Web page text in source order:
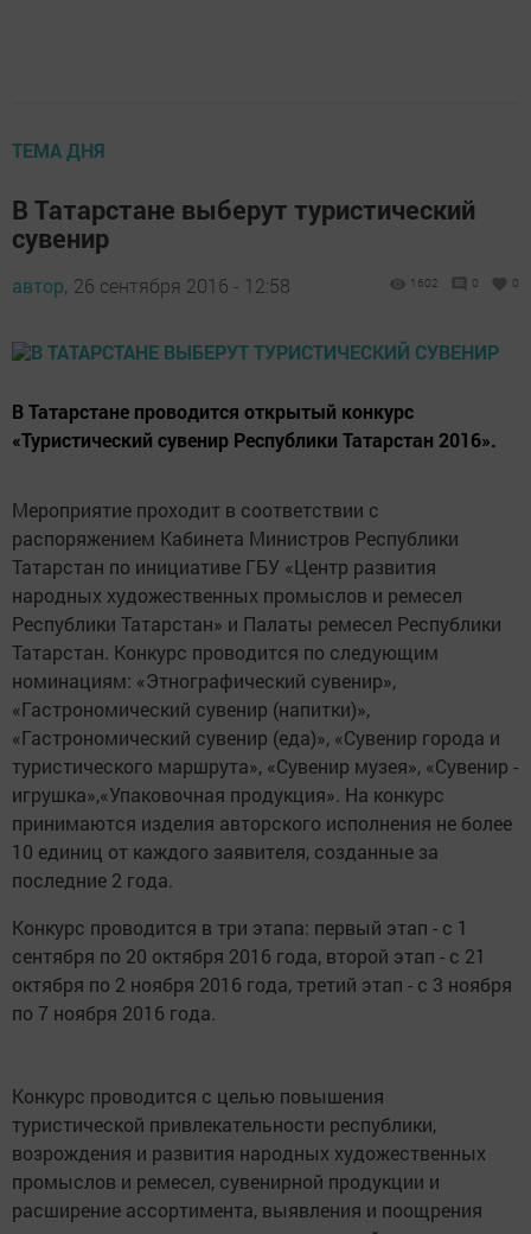
ТЕМА ДНЯ
В Татарстане выберут туристический
сувенир
автор, 26 сентября 2016 - 12:58 1602 0 0
В Татарстане проводится открытый конкурс
«Туристический сувенир Республики Татарстан 2016».
Мероприятие проходит в соответствии с
распоряжением Кабинета Министров Республики
Татарстан по инициативе ГБУ «Центр развития
народных художественных промыслов и ремесел
Республики Татарстан» и Палаты ремесел Республики
Татарстан. Конкурс проводится по следующим
номинациям: «Этнографический сувенир»,
«Гастрономический сувенир (напитки)»,
«Гастрономический сувенир (еда)», «Сувенир города и
туристического маршрута», «Сувенир музея», «Сувенир -
игрушка»,«Упаковочная продукция». На конкурс
принимаются изделия авторского исполнения не более
10 единиц от каждого заявителя, созданные за
последние 2 года.
Конкурс проводится в три этапа: первый этап - с 1
сентября по 20 октября 2016 года, второй этап - с 21
октября по 2 ноября 2016 года, третий этап - с 3 ноября
по 7 ноября 2016 года.
Конкурс проводится с целью повышения
туристической привлекательности республики,
возрождения и развития народных художественных
промыслов и ремесел, сувенирной продукции и
расширение ассортимента, выявления и поощрения